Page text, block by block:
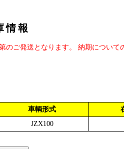
情報
ご発送となります。 納期について
車輌形式
JZX100